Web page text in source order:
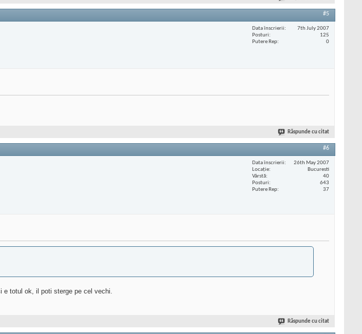
#5
Data înscrierii
7th July 2007
Posturi
125
Putere Rep
0
Răspunde cu citat
#6
Data înscrierii
26th May 2007
Locaţie
Bucuresti
Vârstă
40
Posturi
643
Putere Rep
37
e totul ok, il poti sterge pe cel vechi.
Răspunde cu citat